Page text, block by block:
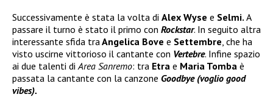
Successivamente è stata la volta di Alex Wyse e Selmi. A
passare il turno è stato il primo con Rockstar. In seguito altra
interessante sfida traAngelica Bove e Settembre, che ha
visto uscirne vittorioso il cantante con Vertebre. Infine spazio
ai due talenti diArea Sanremo: tra Etra e Maria Tomba è
passata la cantante con la canzone Goodbye (voglio good
vibes).